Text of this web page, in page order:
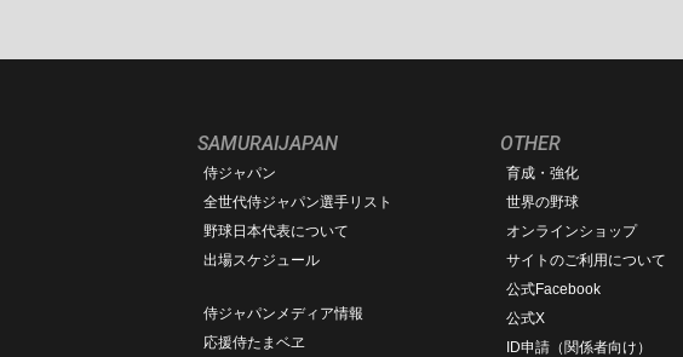
SAMURAIJAPAN
侍ジャパン
全世代侍ジャパン選手リスト
野球日本代表について
出場スケジュール
侍ジャパンメディア情報
応援侍たまベヱ
OTHER
育成・強化
世界の野球
オンラインショップ
サイトのご利用について
公式Facebook
公式X
ID申請（関係者向け）